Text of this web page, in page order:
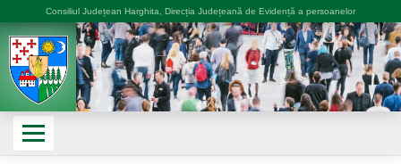
Consiliul Județean Harghita, Direcția Județeană de Evidență a persoanelor